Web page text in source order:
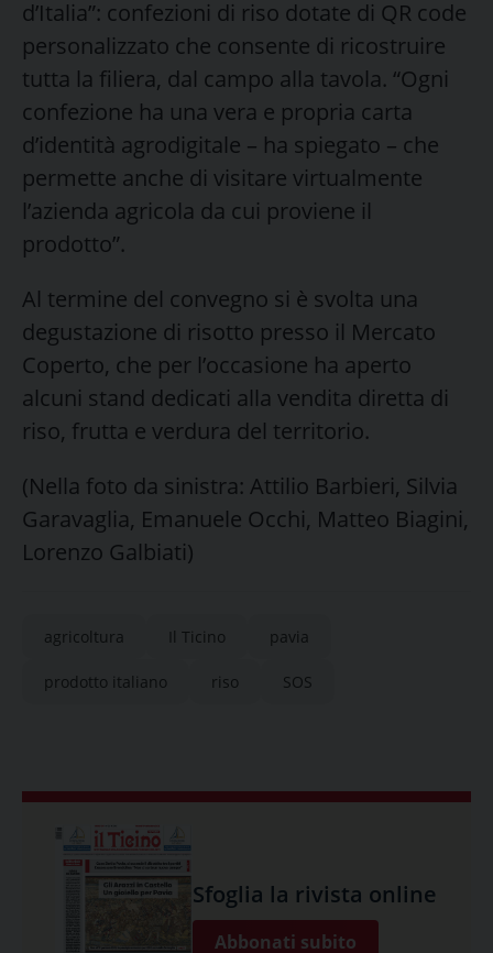
d’Italia”: confezioni di riso dotate di QR code
personalizzato che consente di ricostruire
tutta la filiera, dal campo alla tavola. “Ogni
confezione ha una vera e propria carta
d’identità agrodigitale – ha spiegato – che
permette anche di visitare virtualmente
l’azienda agricola da cui proviene il
prodotto”.
Al termine del convegno si è svolta una
degustazione di risotto presso il Mercato
Coperto, che per l’occasione ha aperto
alcuni stand dedicati alla vendita diretta di
riso, frutta e verdura del territorio.
(Nella foto da sinistra: Attilio Barbieri, Silvia
Garavaglia, Emanuele Occhi, Matteo Biagini,
Lorenzo Galbiati)
agricoltura Il Ticino pavia
prodotto italiano riso SOS
Sfoglia la rivista online
Abbonati subito